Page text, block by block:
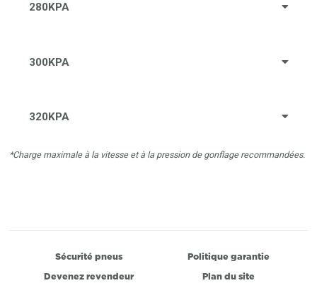
280KPA
300KPA
320KPA
*Charge maximale à la vitesse et à la pression de gonflage recommandées.
Sécurité pneus
Politique garantie
Devenez revendeur
Plan du site